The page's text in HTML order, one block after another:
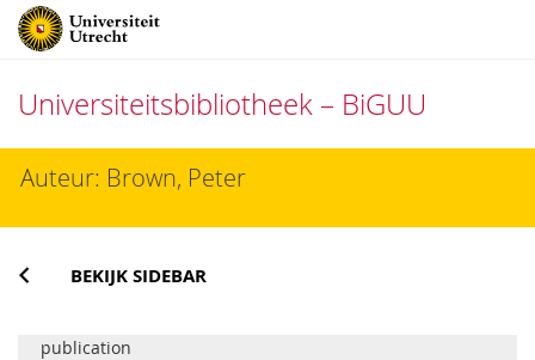
Universiteitsbibliotheek – BiGUU
naarAuteur: Brown, Peter
BEKIJK SIDEBAR
publication